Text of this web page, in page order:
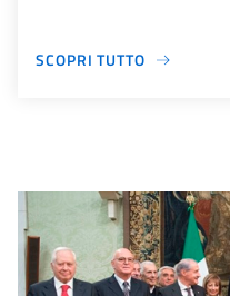
SCOPRI TUTTO